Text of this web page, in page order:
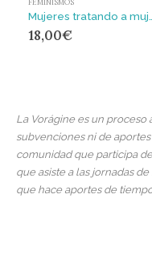
FEMINISMOS
18,00€
La Vorágine es un
subvenciones ni de aportes
comunidad que participa
que asiste a las jornadas
que hace aportes de